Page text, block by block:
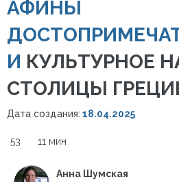
АФИНЫ
И КУЛЬТУРНОЕ
СТОЛИЦЫ
Дата создания: 18.04.2025
53 11 мин
Анна Шумская